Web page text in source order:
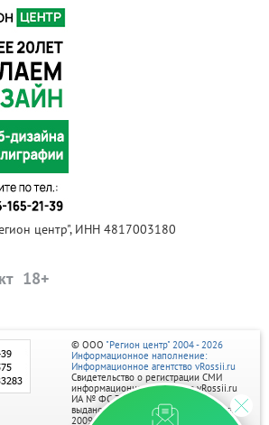
центр", ИНН 4817003180
© ООО "Регион центр" 2004 - 2026
Информационное наполнение:
Информационное агентство vRossii.ru
Свидетельство о регистрации СМИ
информационного агентства vRossii.ru
ИА № ФС 77‑35502
выдано РОСКОМНАДЗОРом 04 марта
2009г.